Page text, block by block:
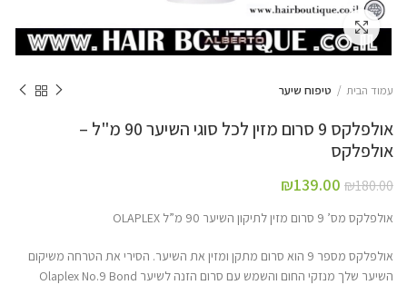
Click to enlarge
עמוד הבית טיפוח שיער
אולפלקס 9 סרום מזין לכל סוגי השיער 90 מ"ל –
אולפלקס
₪180.00
₪139.00
אולפלקס מס’ 9 סרום מזין לתיקון השיער 90 מ”ל OLAPLEX
אולפלקס מספר 9 הוא סרום מתקן ומזין את השיער. הסירי את הטרחה משיקום
השיער שלך מנזקי החום והשמש עם סרום הזנה לשיער Olaplex No.9 Bond